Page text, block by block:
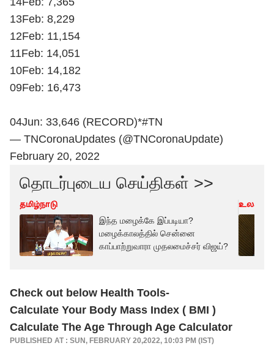
13Feb: 8,229
12Feb: 11,154
11Feb: 14,051
10Feb: 14,182
09Feb: 16,473
04Jun: 33,646 (RECORD)*#TN
— TNCoronaUpdates (@TNCoronaUpdate)
February 20, 2022
தொடர்புடைய செய்திகள் >>
தமிழ்நாடு
இந்த மழைக்கே இப்படியா?
மழைக்காலத்தில் சென்னை
காப்பாற்றுவாரா முதலமைச்சர் விஜய்?
உலகம்
Check out below Health Tools-
Calculate Your Body Mass Index ( BMI )
Calculate The Age Through Age Calculator
PUBLISHED AT : SUN, FEBRUARY 20,2022, 10:03 PM (IST)